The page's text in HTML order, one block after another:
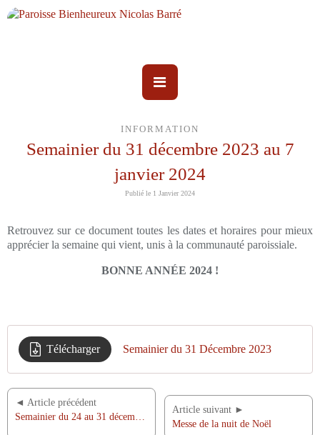
INFORMATION
Semainier du 31 décembre 2023 au 7
janvier 2024
Publié le 1 Janvier 2024
Retrouvez sur ce document toutes les dates et horaires pour mieux
apprécier la semaine qui vient, unis à la communauté paroissiale.
BONNE ANNÉE 2024 !
Télécharger Semainier du 31 Décembre 2023
◄ Article précédent
Semainier du 24 au 31 décembre 2023
Article suivant ►
Messe de la nuit de Noël